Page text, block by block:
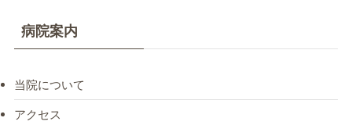
病院案内
当院について
アクセス